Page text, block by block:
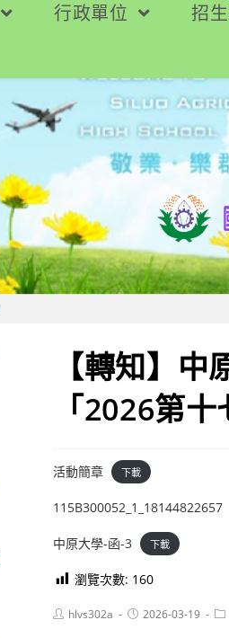
行政單位 招
【轉知】
「2026第
活動簡章 下載
115B300052_1_18144822657
中原大學-函-3 下載
瀏覽次數: 160
Posthlvs302a
Post2026-03-19